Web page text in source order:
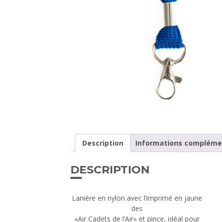
Description Informations
DESCRIPTION
Lanière en nylon avec l’imprimé en jaune
des
«Air Cadets de l’Air» et pince, idéal pour